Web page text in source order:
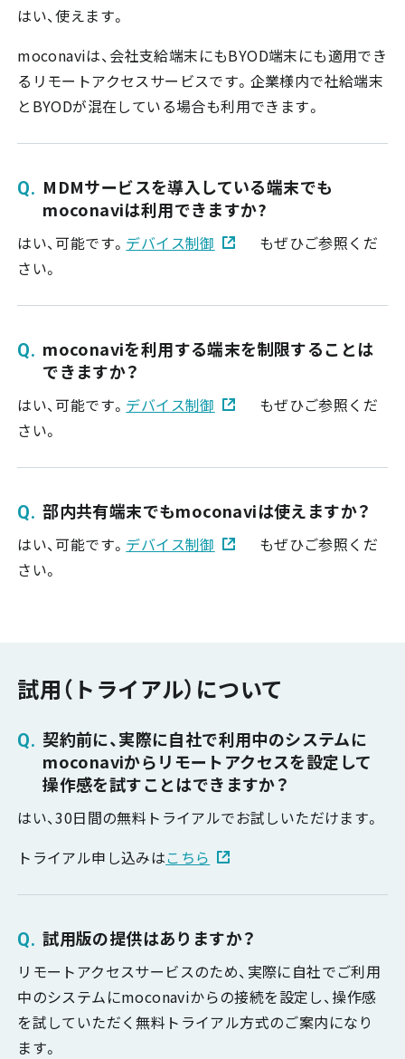
はい、使えます。
moconaviは、会社支給端末にもBYOD端末にも適用でき
るリモートアクセスサービスです。企業様内で社給端末
とBYODが混在している場合も利用できます。
MDMサービスを導入している端末でも
moconaviは利用できますか?
はい、可能です。 デバイス制御
もぜひご参照くだ
さい。
moconaviを利用する端末を制限することは
できますか？
はい、可能です。 デバイス制御
もぜひご参照くだ
さい。
部内共有端末でもmoconaviは使えますか？
はい、可能です。 デバイス制御
もぜひご参照くだ
さい。
試用（トライアル）について
契約前に、実際に自社で利用中のシステムに
moconaviからリモートアクセスを設定して
操作感を試すことはできますか？
はい、30日間の無料トライアルでお試しいただけます。
トライアル申し込みはこちら
試用版の提供はありますか？
リモートアクセスサービスのため、実際に自社でご利用
中のシステムにmoconaviからの接続を設定し、操作感
を試していただく無料トライアル方式のご案内になり
ます。